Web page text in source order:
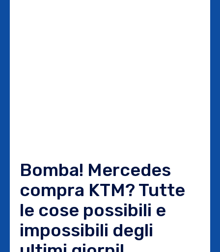
Bomba! Mercedes
compra KTM? Tutte
le cose possibili e
impossibili degli